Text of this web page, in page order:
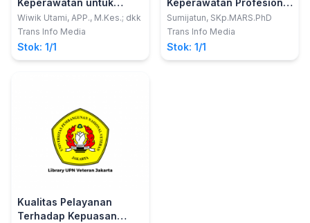
Keperawatan untuk
Mahasiswa Keperawatan
Wiwik Utami, APP., M.Kes.; dkk
Trans Info Media
Stok: 1/1
Keperawatan Profesional
- Edisi Revisi
Sumijatun, SKp.MARS.PhD
Trans Info Media
Stok: 1/1
Kualitas Pelayanan
Terhadap Kepuasan